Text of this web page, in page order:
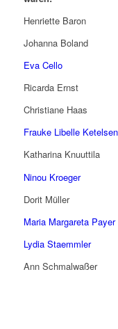
Henriette Baron
Johanna Boland
Eva Cello
Ricarda Ernst
Christiane Haas
Frauke Libelle Ketelsen
Katharina Knuuttila
Ninou Kroeger
Dorit Müller
Maria Margareta Payer
Lydia Staemmler
Ann Schmalwaßer